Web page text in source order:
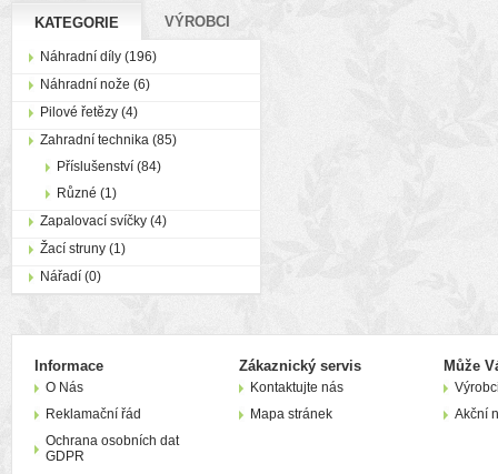
KATEGORIE VÝROBCI
Náhradní díly (196)
Náhradní nože (6)
Pilové řetězy (4)
Zahradní technika (85)
Příslušenství (84)
Různé (1)
Zapalovací svíčky (4)
Žací struny (1)
Nářadí (0)
Informace
O Nás
Reklamační řád
Ochrana osobních dat
GDPR
Zákaznický servis
Kontaktujte nás
Mapa stránek
Může
Akční